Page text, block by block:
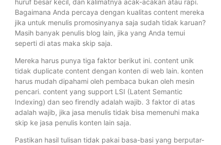
Bagaimana Anda percaya dengan kualitas content mereka
jika untuk menulis promosinyanya saja sudah tidak karuan?
Masih banyak penulis blog lain, jika yang Anda temui
seperti di atas maka skip saja.
Mereka harus punya tiga faktor berikut ini. content unik
tidak duplicate content dengan konten di web lain. konten
harus mudah dipahami oleh pembaca bukan oleh mesin
pencari. content yang support LSI (Latent Semantic
Indexing) dan seo firendly adalah wajib. 3 faktor di atas
adalah wajib, jika jasa menulis tidak bisa memenuhi maka
skip ke jasa penulis konten lain saja.
Pastikan hasil tulisan tidak pakai basa-basi yang berputar-